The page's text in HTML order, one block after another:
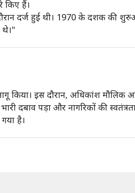
हैं।
दर्ज हुई थी। 1970 के दशक की
थे।"
इस दौरान, अधिकांश मौलिक
दबाव पड़ा और नागरिकों की
है।